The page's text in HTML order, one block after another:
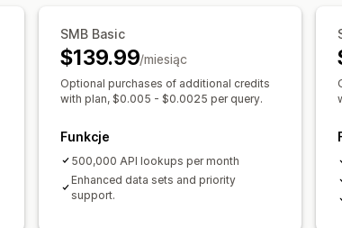
SMB Basic
$139.99/miesiąc
Optional purchases of additional credits
with plan, $0.005 - $0.0025 per query.
Funkcje
500,000 API lookups per month
Enhanced data sets and priority
support.